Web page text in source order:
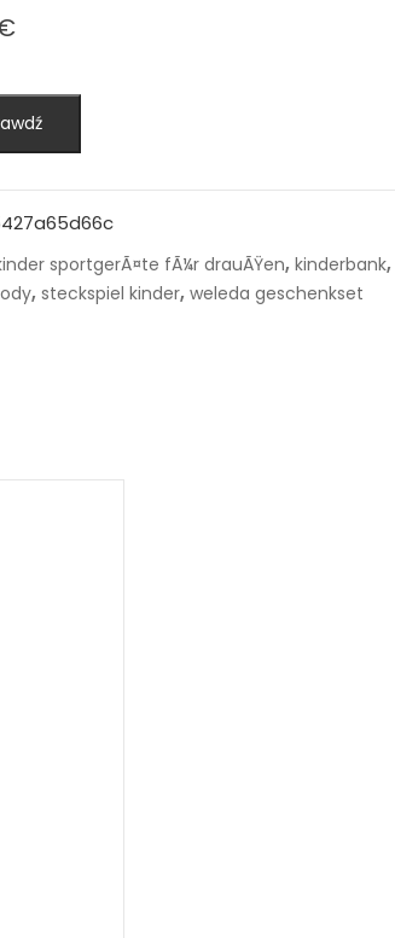
sportgerÃ¤te fÃ¼r drauÃŸen, kinderbank,
, steckspiel kinder, weleda geschenkset